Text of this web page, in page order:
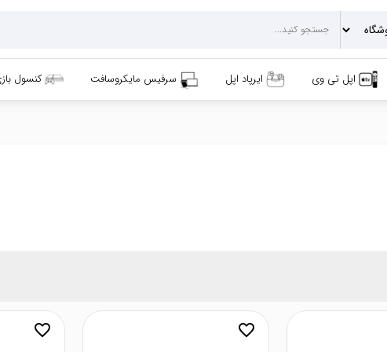
اپل تی وی ایرپاد اپل سرفیس مایکروسافت کنسول
favorite_border
favorite_border